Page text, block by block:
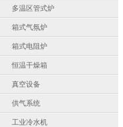
多温区管式炉
箱式气氛炉
箱式电阻炉
恒温干燥箱
真空设备
供气系统
工业冷水机